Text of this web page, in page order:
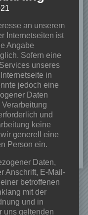
Beitrag
18.10.2022
an unserem
Internetseiten ist
Angabe
Sofern eine
unseres
in
jedoch eine
Daten
und
keine
generell eine
Person ein.
Daten,
Anschrift, E-Mail-
betroffenen
mit der
und in
uns geltenden